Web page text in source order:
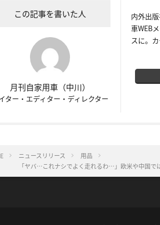
この記事を書いた人
月刊自家用車（中川）
ター・エディター・ディレクター
内外出
車WEB
スに。
ニュースリリース
用品
「ヤバ…これナシでよく走れるわ…」欧米や中国で